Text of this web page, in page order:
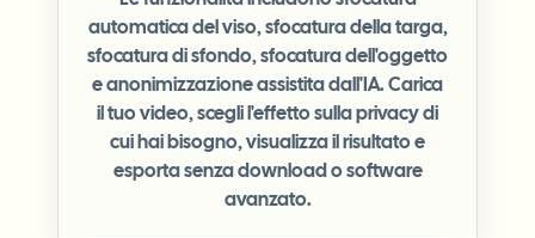
automatica del viso, sfocatura della targa,
sfocatura di sfondo, sfocatura dell'oggetto
e anonimizzazione assistita dall'IA. Carica
il tuo video, scegli l'effetto sulla privacy di
cui hai bisogno, visualizza il risultato e
esporta senza download o software
avanzato.